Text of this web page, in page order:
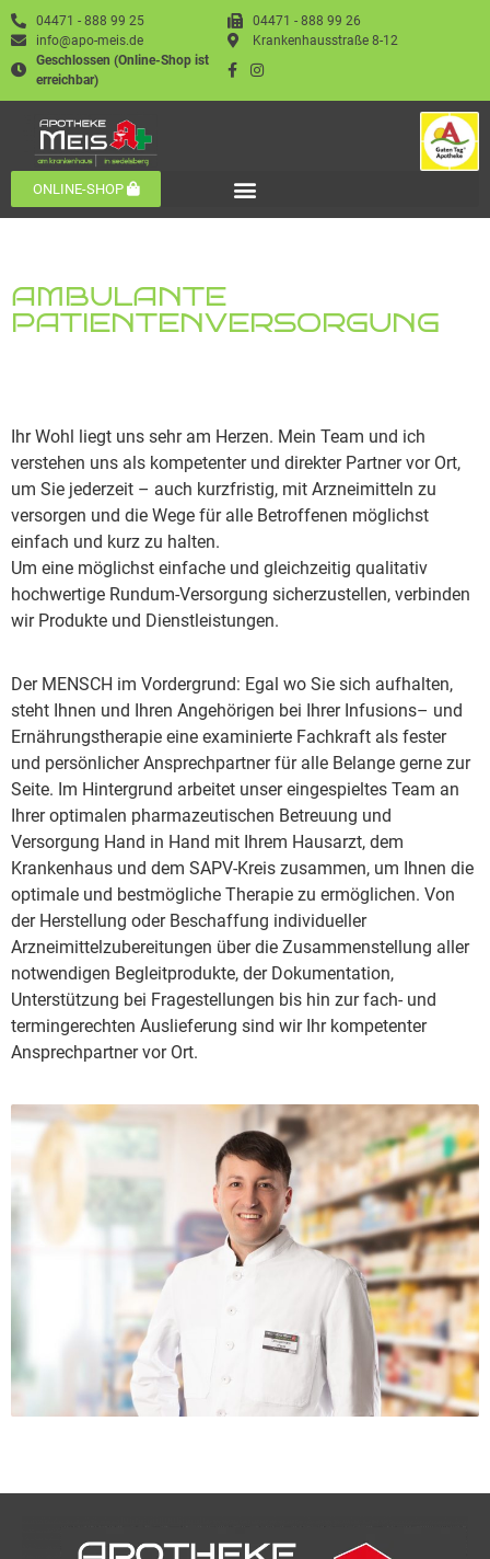
04471 - 888 99 25
04471 - 888 99 26
info@apo-meis.de
Krankenhausstraße 8-12
Geschlossen (Online-Shop ist
erreichbar)
ONLINE-SHOP
AMBULANTE
PATIENTENVERSORGUNG
Ihr Wohl liegt uns sehr am Herzen. Mein Team und ich
verstehen uns als kompetenter und direkter Partner vor Ort,
um Sie jederzeit – auch kurzfristig, mit Arzneimitteln zu
versorgen und die Wege für alle Betroffenen möglichst
einfach und kurz zu halten.
Um eine möglichst einfache und gleichzeitig qualitativ
hochwertige Rundum-Versorgung sicherzustellen, verbinden
wir Produkte und Dienstleistungen.
Der MENSCH im Vordergrund: Egal wo Sie sich aufhalten,
steht Ihnen und Ihren Angehörigen bei Ihrer Infusions– und
Ernährungstherapie eine examinierte Fachkraft als fester
und persönlicher Ansprechpartner für alle Belange gerne zur
Seite. Im Hintergrund arbeitet unser eingespieltes Team an
Ihrer optimalen pharmazeutischen Betreuung und
Versorgung Hand in Hand mit Ihrem Hausarzt, dem
Krankenhaus und dem SAPV-Kreis zusammen, um Ihnen die
optimale und bestmögliche Therapie zu ermöglichen. Von
der Herstellung oder Beschaffung individueller
Arzneimittelzubereitungen über die Zusammenstellung aller
notwendigen Begleitprodukte, der Dokumentation,
Unterstützung bei Fragestellungen bis hin zur fach- und
termingerechten Auslieferung sind wir Ihr kompetenter
Ansprechpartner vor Ort.